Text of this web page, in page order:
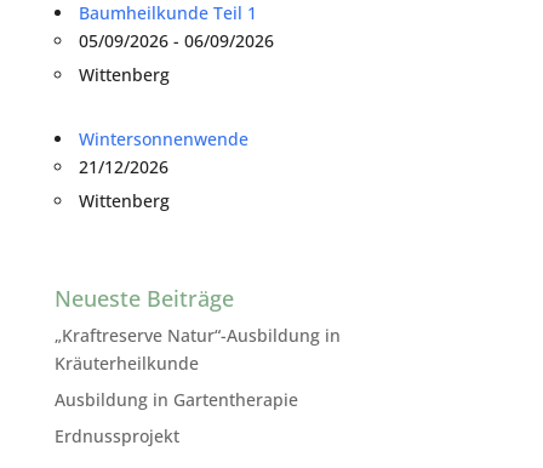
Baumheilkunde Teil 1
05/09/2026 - 06/09/2026
Wittenberg
Wintersonnenwende
21/12/2026
Wittenberg
Neueste Beiträge
„Kraftreserve Natur“-Ausbildung in
Kräuterheilkunde
Ausbildung in Gartentherapie
Erdnussprojekt